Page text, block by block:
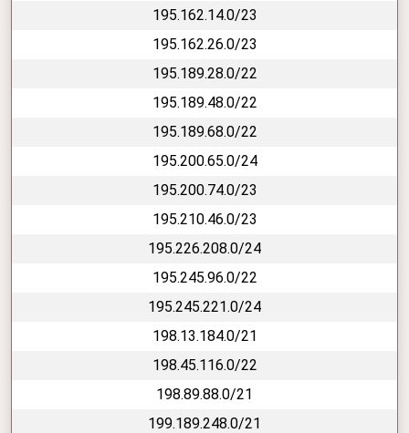
195.162.14.0/23
195.162.26.0/23
195.189.28.0/22
195.189.48.0/22
195.189.68.0/22
195.200.65.0/24
195.200.74.0/23
195.210.46.0/23
195.226.208.0/24
195.245.96.0/22
195.245.221.0/24
198.13.184.0/21
198.45.116.0/22
198.89.88.0/21
199.189.248.0/21